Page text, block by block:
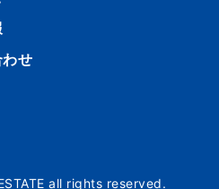
せ
all rights reserved.